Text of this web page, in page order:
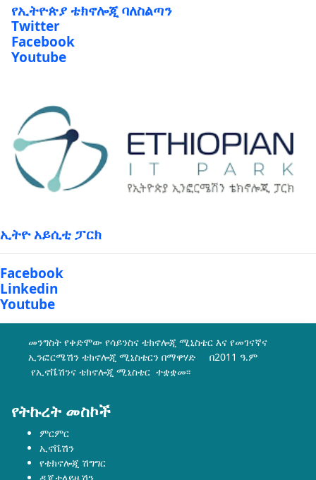
የኢትዮጵያ ቴክኖሎጂ ባለስልጣን
Twitter
Facebook
Youtube
ኢትዮ አይሲቲ ፓርክ
Facebook
Linkedin
Youtube
መንግስት የቀድሞው የሳይንስና ቴክኖሎጂ ሚኒስቴር እና የመገናኛና
ኢንፎርሜሽን ቴክኖሎጂ ሚኒስቴርን በማዋሃድ በ2011 ዓ.ም
የኢኖቬሽንና ቴክኖሎጂ ሚኒስቴር ተቋቋመ፡፡
የትኩረት መስኮች
ምርምር
ኢኖቬሽን
የቴክኖሎጂ ሽግግር